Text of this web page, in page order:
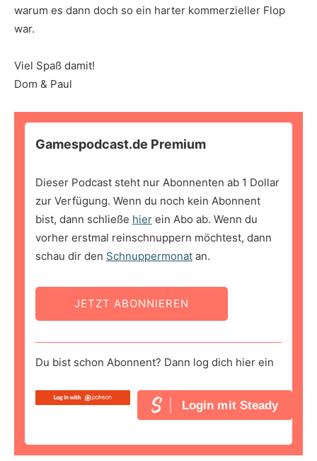
warum es dann doch so ein harter kommerzieller Flop
war.
Viel Spaß damit!
Dom & Paul
Gamespodcast.de Premium
Dieser Podcast steht nur Abonnenten ab 1 Dollar
zur Verfügung. Wenn du noch kein Abonnent
bist, dann schließe hier ein Abo ab. Wenn du
vorher erstmal reinschnuppern möchtest, dann
schau dir den Schnuppermonat an.
JETZT ABONNIEREN
Du bist schon Abonnent? Dann log dich hier ein
Login mit Steady